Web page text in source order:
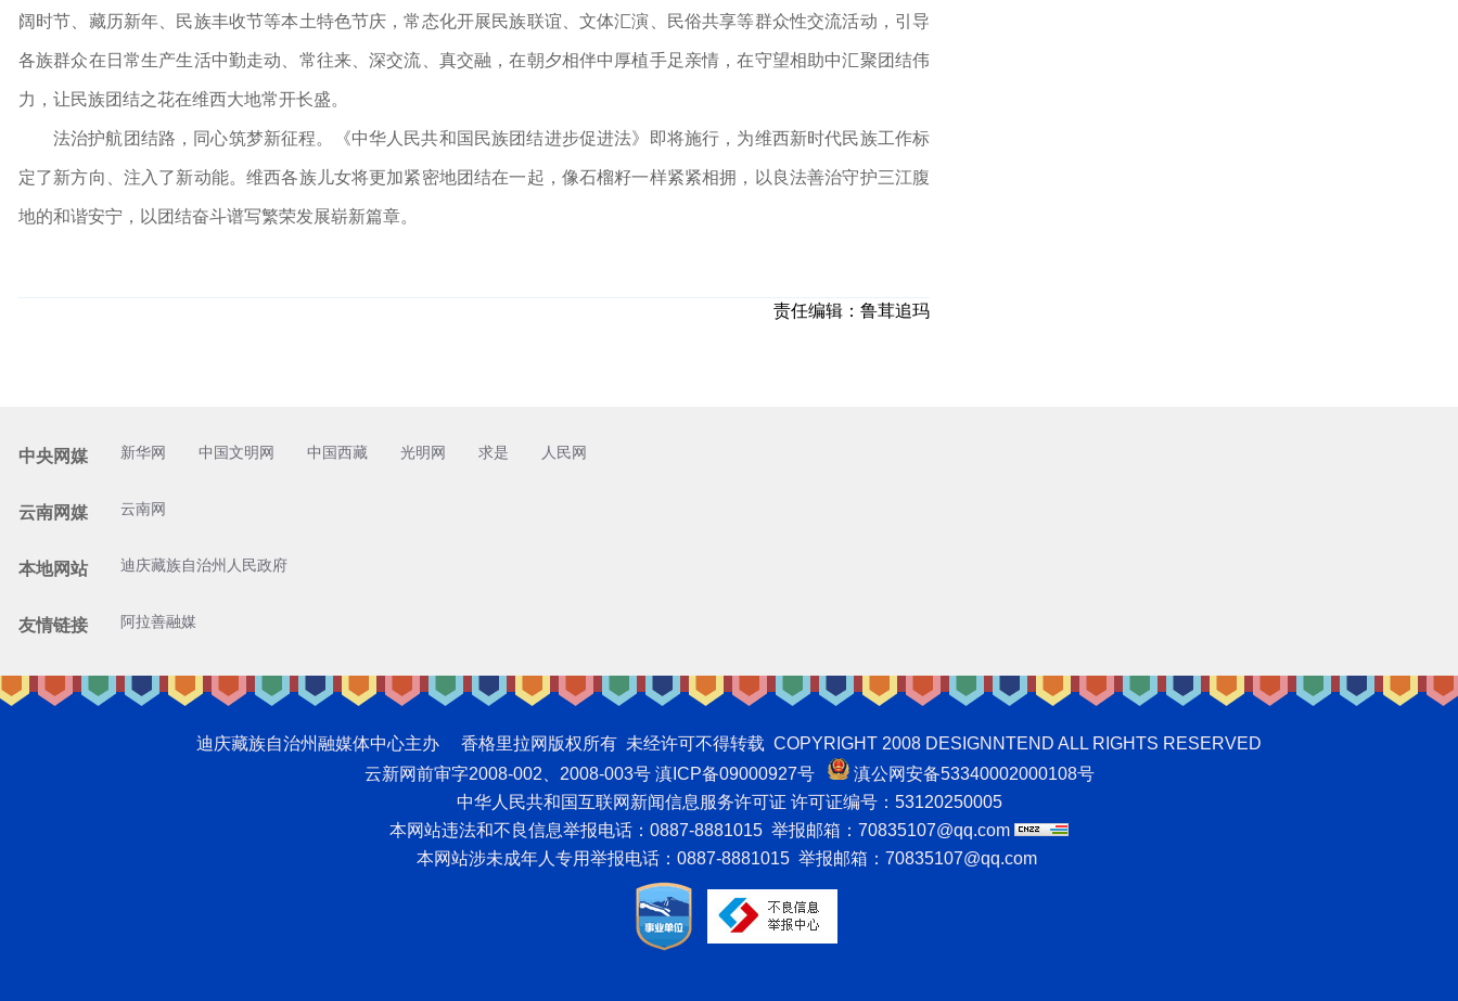
阔时节、藏历新年、民族丰收节等本土特色节庆，常态化开展民族联谊、文体汇演、民俗共享等群众性交流活动，引导
各族群众在日常生产生活中勤走动、常往来、深交流、真交融，在朝夕相伴中厚植手足亲情，在守望相助中汇聚团结伟
力，让民族团结之花在维西大地常开长盛。
法治护航团结路，同心筑梦新征程。《中华人民共和国民族团结进步促进法》即将施行，为维西新时代民族工作标
定了新方向、注入了新动能。维西各族儿女将更加紧密地团结在一起，像石榴籽一样紧紧相拥，以良法善治守护三江腹
地的和谐安宁，以团结奋斗谱写繁荣发展崭新篇章。
责任编辑： 鲁茸追玛
中央网媒 新华网 中国文明网 中国西藏 光明网 求是 人民网
云南网媒 云南网
本地网站 迪庆藏族自治州人民政府
友情链接 阿拉善融媒
迪庆藏族自治州融媒体中心主办 香格里拉网版权所有 未经许可不得转载 COPYRIGHT 2008 DESIGNNTEND ALL RIGHTS RESERVED
云新网前审字2008-002、2008-003号 滇ICP备09000927号
滇公网安备53340002000108号
中华人民共和国互联网新闻信息服务许可证 许可证编号：53120250005
本网站违法和不良信息举报电话：0887-8881015 举报邮箱：70835107@qq.com
本网站涉未成年人专用举报电话：0887-8881015 举报邮箱：70835107@qq.com